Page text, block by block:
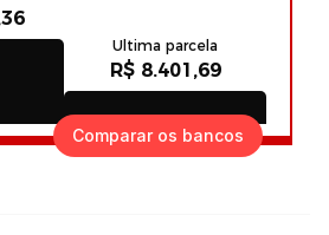
Comparar os bancos